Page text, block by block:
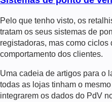
Pelo que tenho visto, os
tratam os seus sistemas de
registadoras, mas como
comportamento dos clientes.
Uma cadeia de artigos para o
todas as lojas tinham o
integrarem os dados do PdV